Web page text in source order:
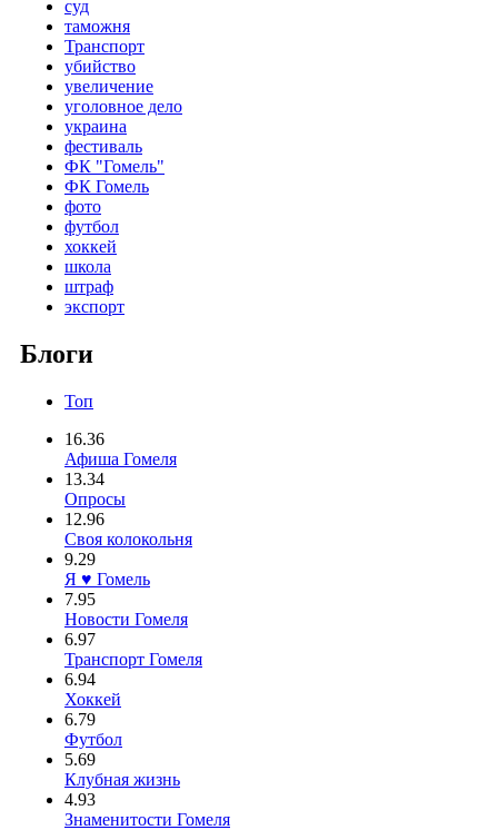
суд
таможня
Транспорт
убийство
увеличение
уголовное дело
украина
фестиваль
ФК "Гомель"
ФК Гомель
фото
футбол
хоккей
школа
штраф
экспорт
Блоги
Топ
16.36
Афиша Гомеля
13.34
Опросы
12.96
Своя колокольня
9.29
Я ♥ Гомель
7.95
Новости Гомеля
6.97
Транспорт Гомеля
6.94
Хоккей
6.79
Футбол
5.69
Клубная жизнь
4.93
Знаменитости Гомеля